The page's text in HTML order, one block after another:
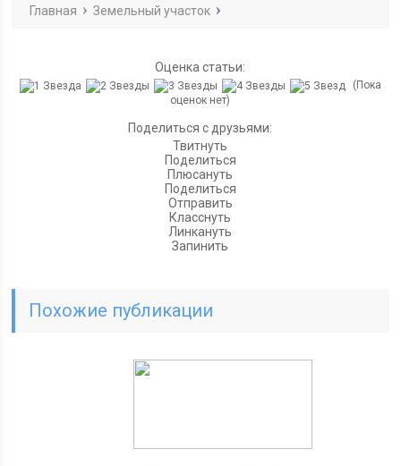
Главная Земельный участок
Оценка статьи:
(Пока
оценок нет)
Поделиться с друзьями:
Твитнуть
Поделиться
Плюсануть
Поделиться
Отправить
Класснуть
Линкануть
Запинить
Похожие публикации